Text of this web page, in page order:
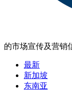
的市场宣传及营销
最新
新加坡
东南亚